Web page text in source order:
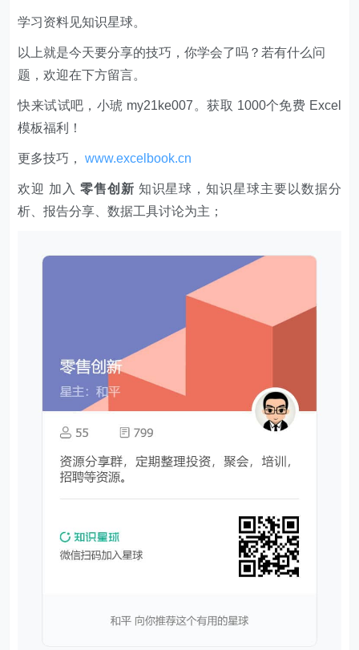
学习资料见知识星球。
以上就是今天要分享的技巧，你学会了吗？若有什么问
题，欢迎在下方留言。
快来试试吧，小琥 my21ke007。获取 1000个免费 Excel
模板福利​​​​！
更多技巧，www.excelbook.cn
欢迎 加入 零售创新 知识星球，知识星球主要以数据分
析、报告分享、数据工具讨论为主；